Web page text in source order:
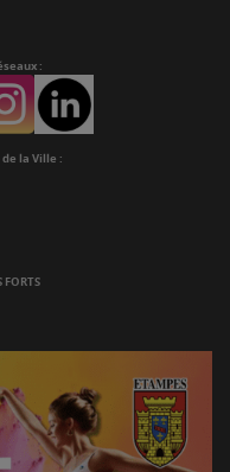
:
Instagram
la Ville :
FORTS